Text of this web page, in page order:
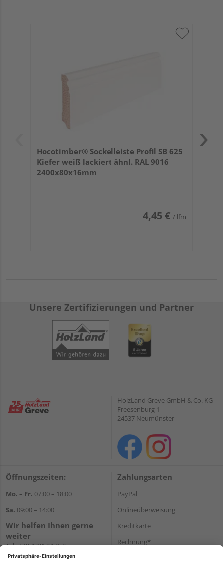
Hocotimber® Sockelleiste Profil SB 625
Kiefer weiß lackiert ähnl. RAL 9016
2400x80x16mm
4,45 € / lfm
Unsere Zertifizierungen und Partner
HolzLand Greve GmbH & Co. KG
Freesenburg 1
24537 Neumünster
Öffnungszeiten:
Mo. – Fr. 07:00 – 18:00
Sa. 09:00 – 14:00
Wir helfen Ihnen gerne
weiter
Tel.:+49 4321 9471-0
E-Mail:shop@holzland-greve.de
Zahlungsarten
PayPal
Onlineüberweisung
Kreditkarte
Rechnung*